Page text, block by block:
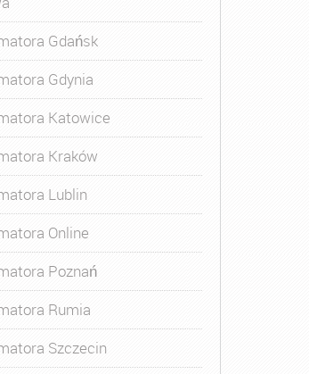
Gdańsk
Gdynia
Katowice
Kraków
Lublin
Online
Poznań
Rumia
Szczecin